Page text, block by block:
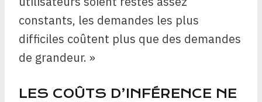
constants, les demandes les plus
difficiles coûtent plus que des demandes
de grandeur. »
LES COÛTS D’INFÉRENCE NE